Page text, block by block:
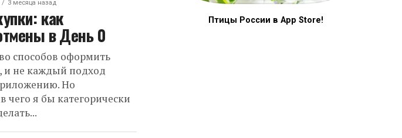
3 месяца назад
как
в День 0
способов оформить
и не каждый подход
Но
чего я бы категорически
Птицы России в App Store!